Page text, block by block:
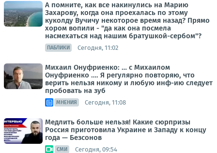
А помните, как все накинулись на Марию
Захарову, когда она проехалась по этому
куколду Вучичу некоторое время назад? Прямо
хором вопили - "да как она посмела
насмехаться над нашим братушкой-сербом"?
ПАБЛИКИ Сегодня, 11:02
Михаил Онуфриенко: … с Михаилом
Онуфриенко …. Я регулярно повторяю, что
верить нельзя никому и любую инф-ию следует
пробовать на зуб
МНЕНИЯ Сегодня, 11:08
Медлить больше нельзя! Какие сюрпризы
Россия приготовила Украине и Западу к концу
года — Безсонов
СМИ Сегодня, 09:54